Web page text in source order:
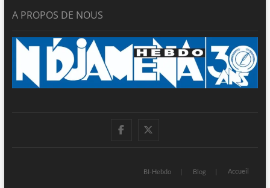
A PROPOS DE NOUS
facebook
BI-Hebdo Blog Accueil